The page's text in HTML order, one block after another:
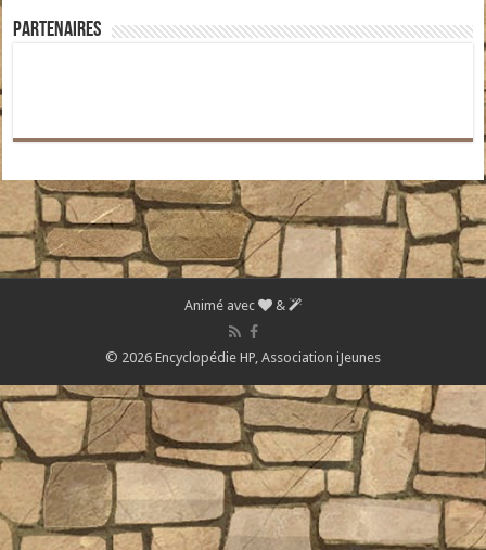
Partenaires
Animé avec &
© 2026 Encyclopédie HP, Association iJeunes